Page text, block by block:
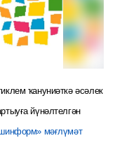
ҡануниәткә әсәлек
йүнәлтелгән
мәғлүмәт